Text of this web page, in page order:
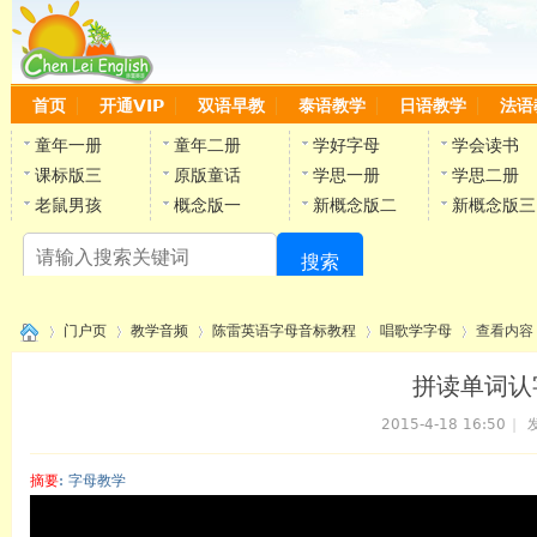
首页 开通VIP 双语早教 泰语教学 日语教学 法语
童年一册 童年二册 学好字母
学会读书
课标版三
原版童话 学思一册
学思二册
老鼠男孩
概念版一 新概念版二 新概念版三
搜索
陈雷
门户页 教学音频 陈雷英语字母音标教程 唱歌学字母
›
查看内容
拼读单词
2015-4-18 16:50
摘要: 字母教学